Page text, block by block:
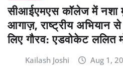
सीआईएमएस कॉलेज में नशा
आगाज़, राष्ट्रीय अभियान
लिए गौरव: एडवोकेट ललित
Kailash Joshi Aug 1,